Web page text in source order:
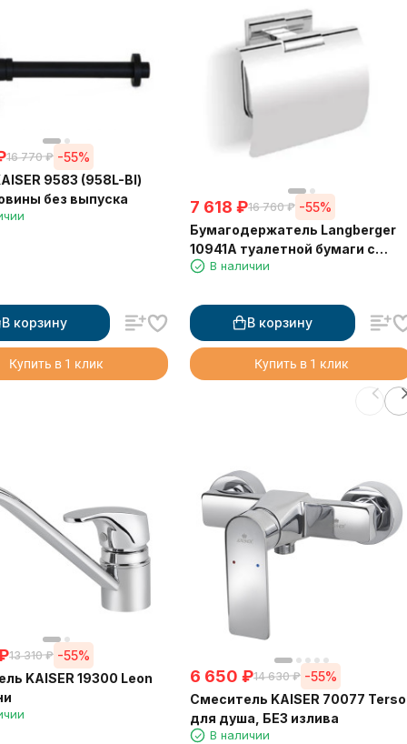
16 770 ₽ -55%
9583 (958L-Bl)
без выпуска
В корзину
Купить в 1 клик
7 618 ₽16 760 ₽ -55%
Бумагодержатель Langberger
10941A туалетной бумаги с
крышкой
В наличии
В корзину
Купить в 1 клик
13 310 ₽ -55%
KAISER 19300 Leon
6 650 ₽14 630 ₽ -55%
Смеситель KAISER 70077 Terso
для душа, БЕЗ излива
В наличии